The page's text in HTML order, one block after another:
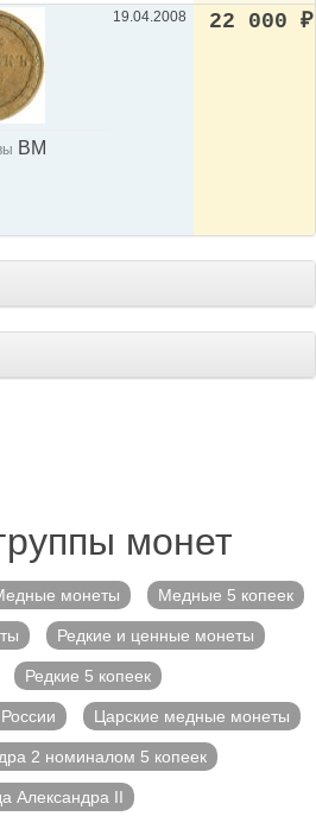
ВМ
19.04.2008 22 000 ₽
монет
монеты Медные 5 копеек
Редкие и ценные монеты
Редкие 5 копеек
Царские медные монеты
2 номиналом 5 копеек
Александра II